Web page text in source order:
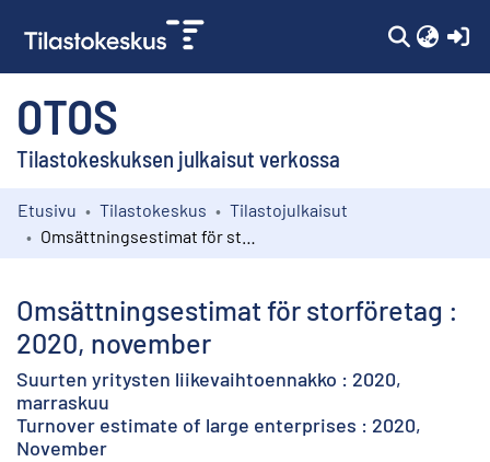
OTOS
Tilastokeskuksen julkaisut verkossa
Kokoelmat
Etusivu Tilastokeskus
Tilastojulkaisut
Omsättningsestimat för storföretag :
2020, november
Suurten yritysten liikevaihtoennakko : 2020,
marraskuu
Turnover estimate of large enterprises : 2020,
November